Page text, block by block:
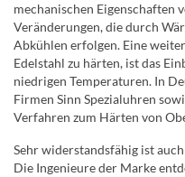
mechanischen Eigenschaften
Veränderungen, die durch
Abkühlen erfolgen. Eine
Edelstahl zu härten, ist das
niedrigen Temperaturen. In
Firmen Sinn Spezialuhren
Verfahren zum Härten von
Sehr widerstandsfähig ist
Die Ingenieure der Marke